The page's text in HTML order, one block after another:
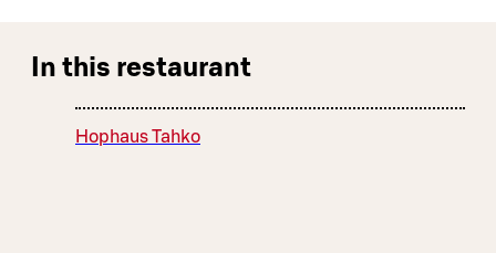
In this restaurant
Hophaus Tahko